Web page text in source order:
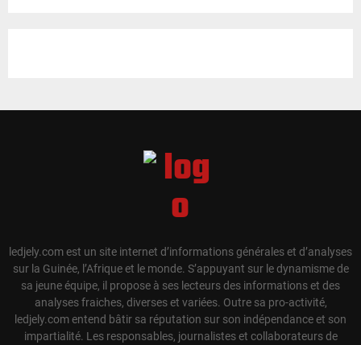
ledjely.com est un site internet d’informations générales et d’analyses
sur la Guinée, l’Afrique et le monde. S’appuyant sur le dynamisme de
sa jeune équipe, il propose à ses lecteurs des informations et des
analyses fraiches, diverses et variées. Outre sa pro-activité,
ledjely.com entend bâtir sa réputation sur son indépendance et son
impartialité. Les responsables, journalistes et collaborateurs de